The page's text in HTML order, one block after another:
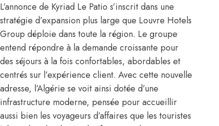
L’annonce de Kyriad Le Patio s’inscrit dans une
stratégie d’expansion plus large que Louvre Hotels
Group déploie dans toute la région. Le groupe
entend répondre à la demande croissante pour
des séjours à la fois confortables, abordables et
centrés sur l’expérience client. Avec cette nouvelle
adresse, l’Algérie se voit ainsi dotée d’une
infrastructure moderne, pensée pour accueillir
aussi bien les voyageurs d’affaires que les touristes